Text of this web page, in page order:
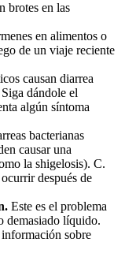
brotes en las
en alimentos o
de un viaje reciente
causan diarrea
dándole el
algún síntoma
bacterianas
causar una
la shigelosis). C.
después de
Este es el problema
demasiado líquido.
sobre